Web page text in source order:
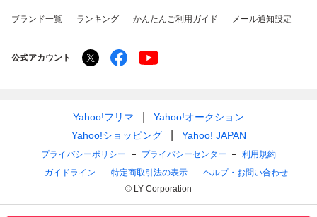
ブランド一覧 ランキング かんたんご利用ガイド メール通知設定
公式アカウント
Yahoo!フリマ
Yahoo!オークション
Yahoo!ショッピング
Yahoo! JAPAN
プライバシーポリシー プライバシーセンター
利用規約
ガイドライン
特定商取引法の表示
ヘルプ・お問い合わせ
© LY Corporation